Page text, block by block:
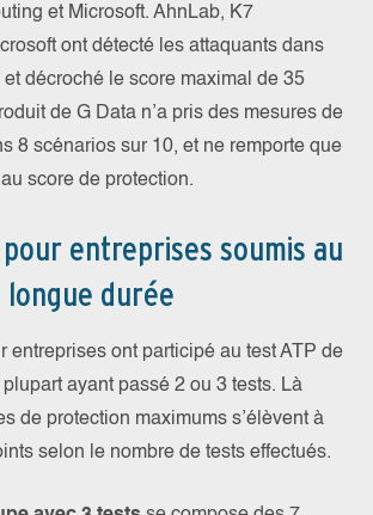
et Microsoft. AhnLab, K7
ont détecté les attaquants dans
et décroché le score maximal de 35
de G Data n’a pris des mesures de
8 scénarios sur 10, et ne remporte que
score de protection.
entreprises soumis au
longue durée
entreprises ont participé au test ATP de
ayant passé 2 ou 3 tests. Là
de protection maximums s’élèvent à
selon le nombre de tests effectués.